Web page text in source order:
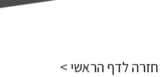
חזרה לדף הראשי >